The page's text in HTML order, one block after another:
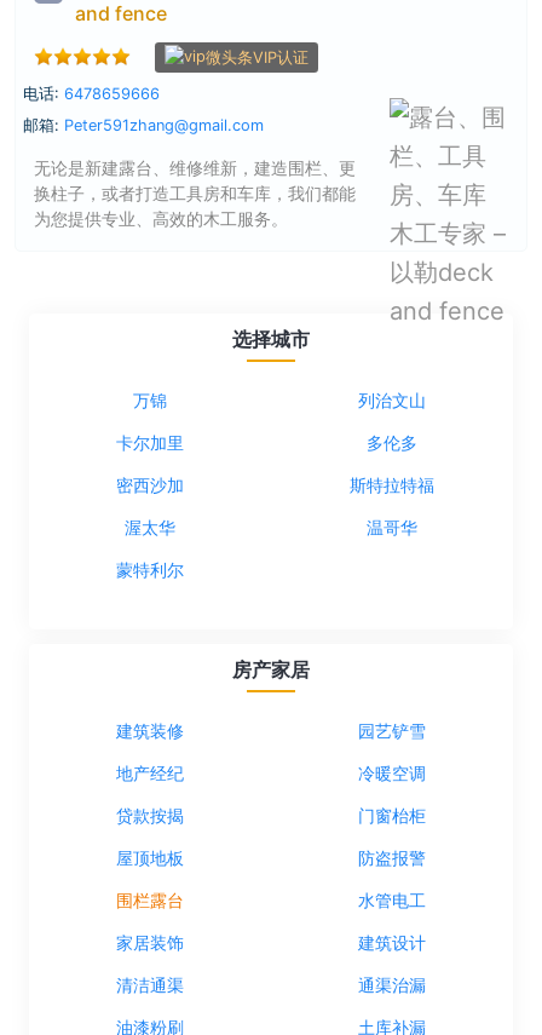
and fence
微头条VIP认证
电话: 6478659666
邮箱: Peter591zhang@gmail.com
无论是新建露台、维修维新，建造围栏、更
换柱子，或者打造工具房和车库，我们都能
为您提供专业、高效的木工服务。
选择城市
万锦 列治文山
卡尔加里 多伦多
密西沙加 斯特拉特福
渥太华 温哥华
蒙特利尔
房产家居
建筑装修 园艺铲雪
地产经纪 冷暖空调
贷款按揭 门窗枱柜
屋顶地板 防盗报警
围栏露台 水管电工
家居装饰 建筑设计
清洁通渠 通渠治漏
油漆粉刷 土库补漏